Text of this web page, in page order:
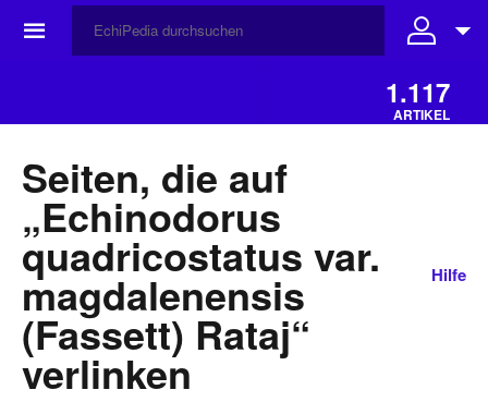
☰
1.117
ARTIKEL
Seiten, die auf
„Echinodorus
quadricostatus var.
magdalenensis
(Fassett) Rataj“
verlinken
Hilfe